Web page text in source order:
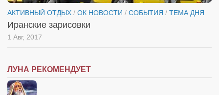
АКТИВНЫЙ ОТДЫХ / ОК НОВОСТИ / СОБЫТИЯ / ТЕМА ДНЯ
Иранские зарисовки
1 Авг, 2017
ЛУНА РЕКОМЕНДУЕТ